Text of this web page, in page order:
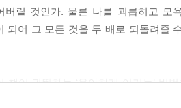
정적인 뉘앙스가 없다.
보통 사람들에게 ‘문제’는 곧 곤란과
엇인가 잘못되었다는 느낌을 가질 수
버릴 것인가. 물론 나를 괴롭히고
되어 그 모든 것을 두 배로 되돌려줄
책이 귀띔하는 ‘우아하게 이기는’ 비